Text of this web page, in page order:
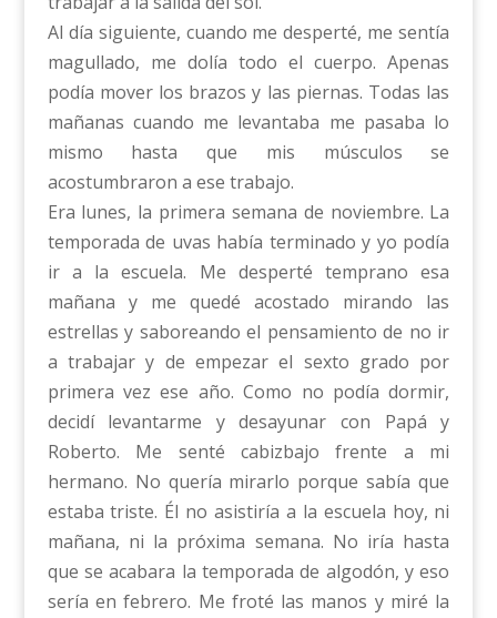
Al día siguiente, cuando me desperté, me sentía
magullado, me dolía todo el cuerpo. Apenas
podía mover los brazos y las piernas. Todas las
mañanas cuando me levantaba me pasaba lo
mismo hasta que mis músculos se
acostumbraron a ese trabajo.
Era lunes, la primera semana de noviembre. La
temporada de uvas había terminado y yo podía
ir a la escuela. Me desperté temprano esa
mañana y me quedé acostado mirando las
estrellas y saboreando el pensamiento de no ir
a trabajar y de empezar el sexto grado por
primera vez ese año. Como no podía dormir,
decidí levantarme y desayunar con Papá y
Roberto. Me senté cabizbajo frente a mi
hermano. No quería mirarlo porque sabía que
estaba triste. Él no asistiría a la escuela hoy, ni
mañana, ni la próxima semana. No iría hasta
que se acabara la temporada de algodón, y eso
sería en febrero. Me froté las manos y miré la